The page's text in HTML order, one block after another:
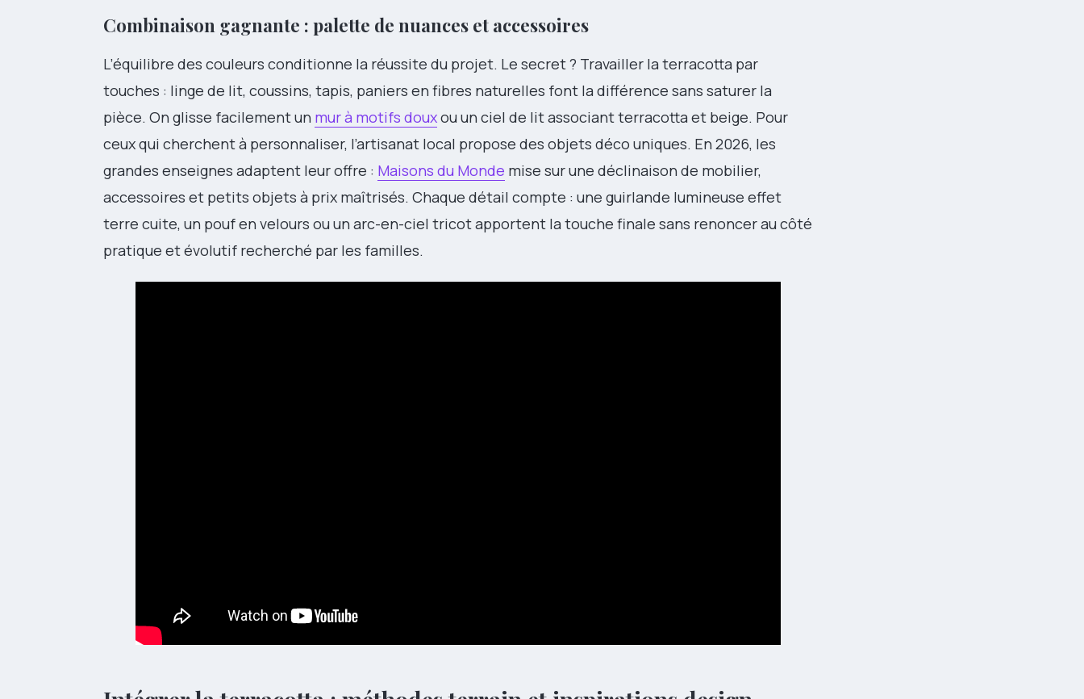
Combinaison gagnante : palette de nuances et accessoires
L’équilibre des couleurs conditionne la réussite du projet. Le secret ? Travailler la terracotta par
touches : linge de lit, coussins, tapis, paniers en fibres naturelles font la différence sans saturer la
pièce. On glisse facilement un mur à motifs douxou un ciel de lit associant terracotta et beige. Pour
ceux qui cherchent à personnaliser, l’artisanat local propose des objets déco uniques. En 2026, les
grandes enseignes adaptent leur offre : Maisons du Monde mise sur une déclinaison de mobilier,
accessoires et petits objets à prix maîtrisés. Chaque détail compte : une guirlande lumineuse effet
terre cuite, un pouf en velours ou un arc-en-ciel tricot apportent la touche finale sans renoncer au côté
pratique et évolutif recherché par les familles.